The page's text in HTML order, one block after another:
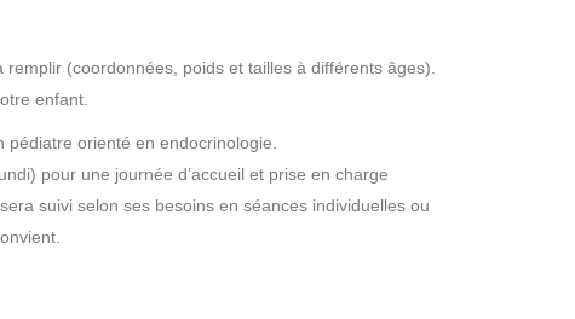
(coordonnées, poids et tailles à différents âges).
enfant.
orienté en endocrinologie.
pour une journée d’accueil et prise en charge
suivi selon ses besoins en séances individuelles ou